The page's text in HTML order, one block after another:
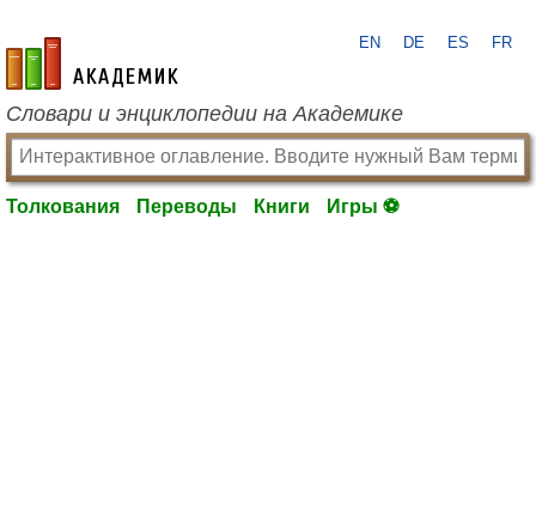
academic.ru
EN DE ES FR
Словари и энциклопедии на Академике
Толкования Переводы Книги Игры ⚽